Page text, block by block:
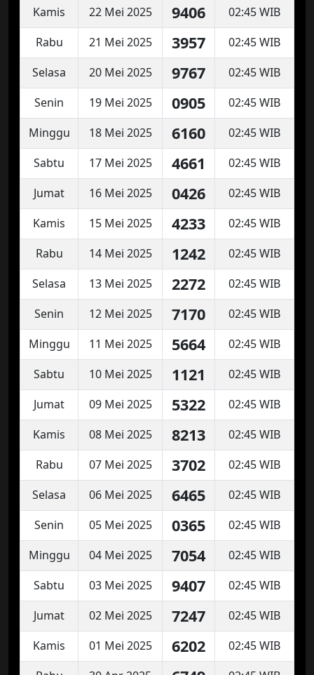
Kamis
22 Mei 2025 9406
02:45 WIB
Rabu
21 Mei 2025 3957
02:45 WIB
Selasa
20 Mei 2025 9767
02:45 WIB
Senin
19 Mei 2025 0905
02:45 WIB
Minggu
18 Mei 2025 6160
02:45 WIB
Sabtu
17 Mei 2025 4661
02:45 WIB
Jumat
16 Mei 2025 0426
02:45 WIB
Kamis
15 Mei 2025 4233
02:45 WIB
Rabu
14 Mei 2025 1242
02:45 WIB
Selasa
13 Mei 2025 2272
02:45 WIB
Senin
12 Mei 2025 7170
02:45 WIB
Minggu
11 Mei 2025 5664
02:45 WIB
Sabtu
10 Mei 2025 1121
02:45 WIB
Jumat
09 Mei 2025 5322
02:45 WIB
Kamis
08 Mei 2025 8213
02:45 WIB
Rabu
07 Mei 2025 3702
02:45 WIB
Selasa
06 Mei 2025 6465
02:45 WIB
Senin
05 Mei 2025 0365
02:45 WIB
Minggu
04 Mei 2025 7054
02:45 WIB
Sabtu
03 Mei 2025 9407
02:45 WIB
Jumat
02 Mei 2025 7247
02:45 WIB
Kamis
01 Mei 2025 6202
02:45 WIB